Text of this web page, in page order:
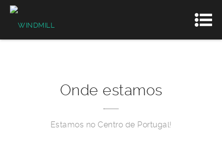
Onde estamos
Estamos no Centro de Portugal!